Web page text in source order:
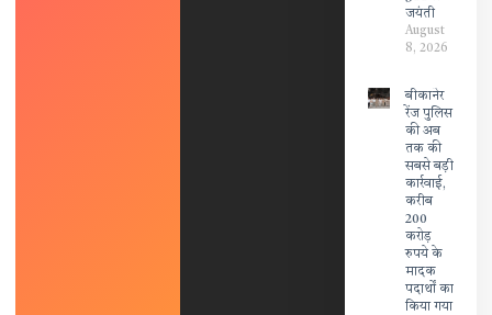
जयंती
August
8, 2026
बीकानेर
रेंज पुलिस
की अब
तक की
सबसे बड़ी
कार्रवाई,
करीब
200
करोड़
रुपये के
मादक
पदार्थों का
किया गया